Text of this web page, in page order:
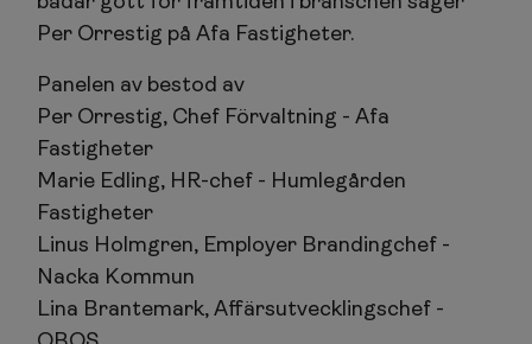
Per Orrestig på Afa Fastigheter.
Panelen av bestod av
Per Orrestig, Chef Förvaltning - Afa
Fastigheter
Marie Edling, HR-chef - Humlegården
Fastigheter
Linus Holmgren, Employer Brandingchef -
Nacka Kommun
Lina Brantemark, Affärsutvecklingschef -